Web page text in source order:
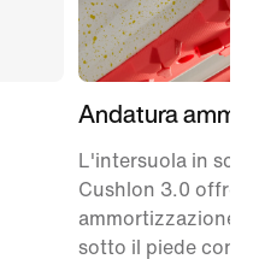
Andatura
L'intersuola in
Cushlon 3.0 offre
ammortizzazione
sotto il piede con